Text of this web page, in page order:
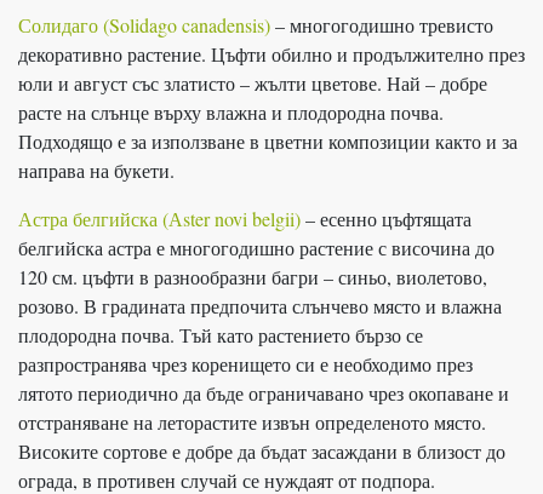
Солидаго (Solidago canadensis)– многогодишно тревисто
декоративно растение. Цъфти обилно и продължително през
юли и август със златисто – жълти цветове. Най – добре
расте на слънце върху влажна и плодородна почва.
Подходящо е за използване в цветни композиции както и за
направа на букети.
Астра белгийска (Аster novi belgii)– есенно цъфтящата
белгийска астра е многогодишно растение с височина до
120 см. цъфти в разнообразни багри – синьо, виолетово,
розово. В градината предпочита слънчево място и влажна
плодородна почва. Тъй като растението бързо се
разпространява чрез коренището си е необходимо през
лятото периодично да бъде ограничавано чрез окопаване и
отстраняване на леторастите извън определеното място.
Високите сортове е добре да бъдат засаждани в близост до
ограда, в противен случай се нуждаят от подпора.